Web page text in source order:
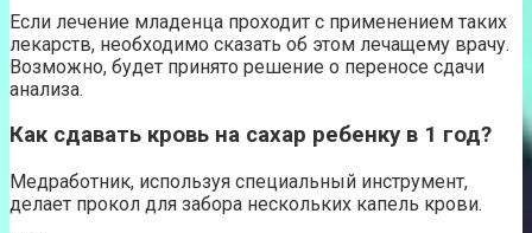
Если лечение младенца проходит с применением таких
лекарств, необходимо сказать об этом лечащему врачу.
Возможно, будет принято решение о переносе сдачи
анализа.
Как сдавать кровь на сахар ребенку в 1 год?
Медработник, используя специальный инструмент,
делает прокол для забора нескольких капель крови.